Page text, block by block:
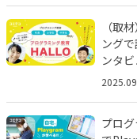
（取
ング
ンタ
プロ